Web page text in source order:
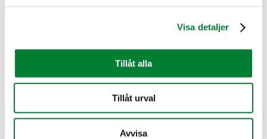
Visa detaljer
Tillåt alla
Tillåt urval
Avvisa
Nyheter
Om JE Mark
Kvalitet och miljö
Leverantör